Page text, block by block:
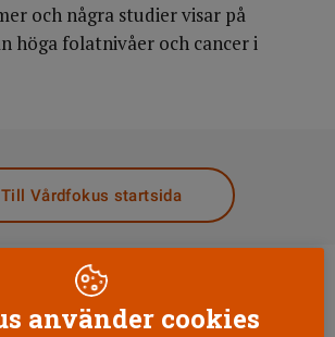
och några studier visar på
höga folatnivåer och cancer i
Till Vårdfokus startsida
använder cookies